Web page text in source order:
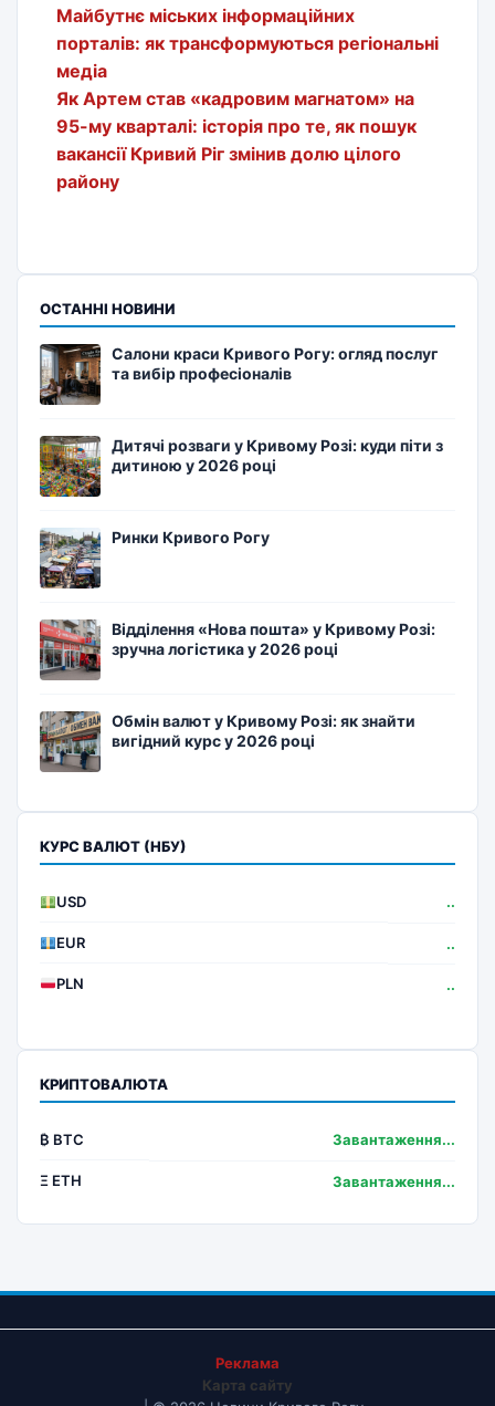
Майбутнє міських інформаційних
порталів: як трансформуються регіональні
медіа
Як Артем став «кадровим магнатом» на
95-му кварталі: історія про те, як пошук
вакансії Кривий Ріг змінив долю цілого
району
ОСТАННІ НОВИНИ
Салони краси Кривого Рогу: огляд послуг
та вибір професіоналів
Дитячі розваги у Кривому Розі: куди піти з
дитиною у 2026 році
Ринки Кривого Рогу
Відділення «Нова пошта» у Кривому Розі:
зручна логістика у 2026 році
Обмін валют у Кривому Розі: як знайти
вигідний курс у 2026 році
КУРС ВАЛЮТ (НБУ)
USD ..
EUR ..
PLN ..
КРИПТОВАЛЮТА
₿ BTC Завантаження...
Ξ ETH Завантаження...
Реклама
Карта сайту